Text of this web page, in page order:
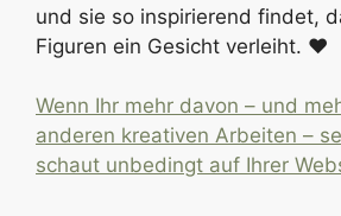
und sie so inspirierend findet,
Figuren ein Gesicht verleiht. ♥
Wenn Ihr mehr davon – und
anderen kreativen Arbeiten –
schaut unbedingt auf Ihrer